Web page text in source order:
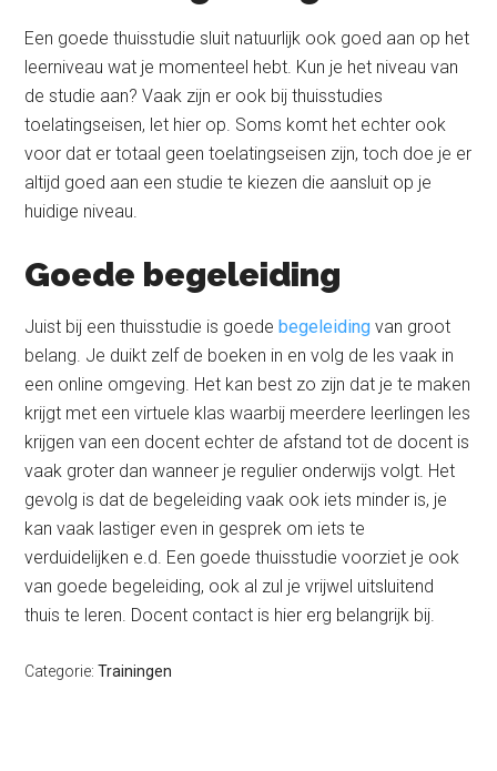
Een goede thuisstudie sluit natuurlijk ook goed aan op het
leerniveau wat je momenteel hebt. Kun je het niveau van
de studie aan? Vaak zijn er ook bij thuisstudies
toelatingseisen, let hier op. Soms komt het echter ook
voor dat er totaal geen toelatingseisen zijn, toch doe je er
altijd goed aan een studie te kiezen die aansluit op je
huidige niveau.
Goede begeleiding
Juist bij een thuisstudie is goedebegeleiding van groot
belang. Je duikt zelf de boeken in en volg de les vaak in
een online omgeving. Het kan best zo zijn dat je te maken
krijgt met een virtuele klas waarbij meerdere leerlingen les
krijgen van een docent echter de afstand tot de docent is
vaak groter dan wanneer je regulier onderwijs volgt. Het
gevolg is dat de begeleiding vaak ook iets minder is, je
kan vaak lastiger even in gesprek om iets te
verduidelijken e.d. Een goede thuisstudie voorziet je ook
van goede begeleiding, ook al zul je vrijwel uitsluitend
thuis te leren. Docent contact is hier erg belangrijk bij.
Categorie:Trainingen